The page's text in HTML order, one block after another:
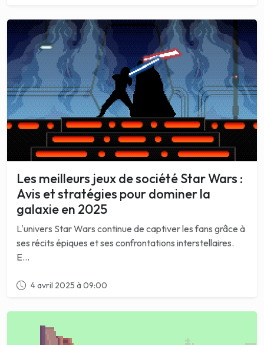
Les meilleurs jeux de société Star Wars :
Avis et stratégies pour dominer la
galaxie en 2025
L'univers Star Wars continue de captiver les fans grâce à
ses récits épiques et ses confrontations interstellaires.
E...
4 avril 2025 à 09:00